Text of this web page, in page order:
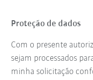
Proteção de dados
Com o presente
sejam processados
minha solicitação